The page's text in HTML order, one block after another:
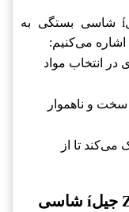
عمر مفید سیبک طبق آریو Z300 جیلí شاسی بستگی به
اشاره می‌کنیم:
در انتخاب مواد
و ناهموار
تا از